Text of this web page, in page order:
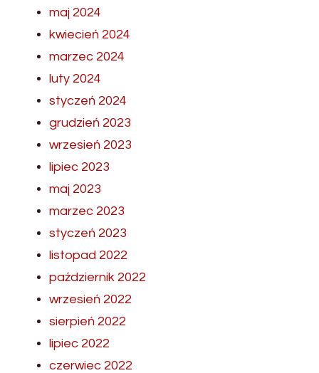
maj 2024
kwiecień 2024
marzec 2024
luty 2024
styczeń 2024
grudzień 2023
wrzesień 2023
lipiec 2023
maj 2023
marzec 2023
styczeń 2023
listopad 2022
październik 2022
wrzesień 2022
sierpień 2022
lipiec 2022
czerwiec 2022